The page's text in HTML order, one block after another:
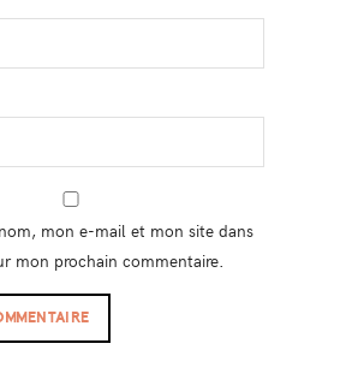
mon e-mail et mon site dans
mon prochain commentaire.